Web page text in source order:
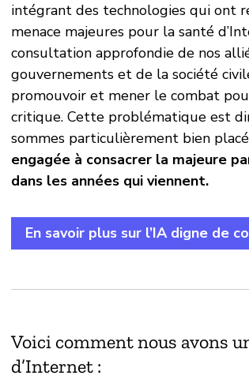
intégrant des technologies qui ont
menace majeures pour la santé
consultation approfondie de nos
gouvernements et de la société
promouvoir et mener le combat
critique. Cette problématique est
sommes particulièrement bien
engagée à consacrer la majeure
dans les années qui viennent.
En savoir plus sur l’IA digne de
Voici comment nous avons
d’Internet :